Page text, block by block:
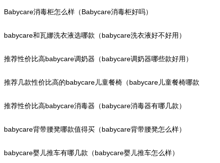
Babycare消毒柜怎么样（Babycare消毒柜好吗）
babycare和瓦娜洗衣液选哪款（babycare洗衣液好不好用）
推荐性价比高babycare调奶器（babycare调奶器哪些款好用）
推荐几款性价比高的babycare儿童餐椅（babycare儿童餐椅哪款
好）
推荐性价比高babycare消毒器（babycare消毒器有哪几款）
babycare背带腰凳哪款值得买（babycare背带腰凳怎么样）
babycare婴儿推车有哪几款（babycare婴儿推车怎么样）